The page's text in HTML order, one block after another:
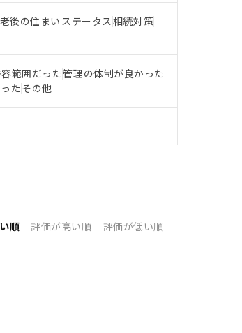
老後の住まい ステータス相続対策
範囲だった管理の体制が良かった
たその他
順 評価が高い順 評価が低い順